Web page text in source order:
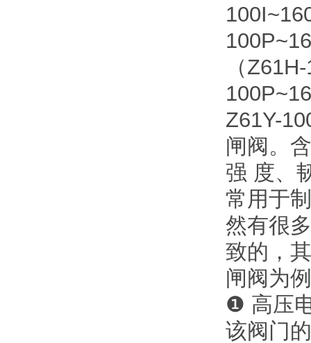
（
Z61Y-
闸阀。
强 度、
常用于
然有很
致的，
闸阀为
❶ 高压
该阀门